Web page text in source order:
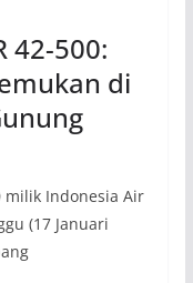
42-500:
di
milik Indonesia Air
(17 Januari